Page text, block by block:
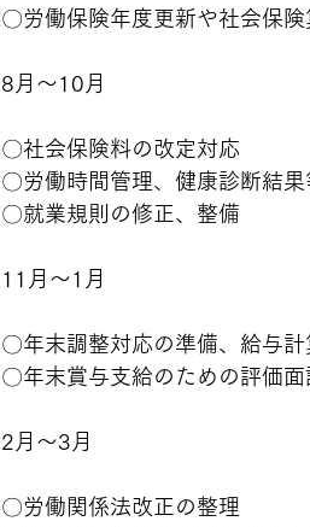
〇労働保険年度更新や社会保
8月～10月
〇社会保険料の改定対応
〇労働時間管理、健康診断結
〇就業規則の修正、整備
11月～1月
〇年末調整対応の準備、給与
〇年末賞与支給のための評価
2月～3月
〇労働関係法改正の整理